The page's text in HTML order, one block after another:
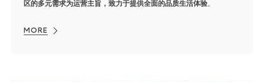
区的多元需求为运营主旨，致力于提供全面的品质生活体验。
MORE